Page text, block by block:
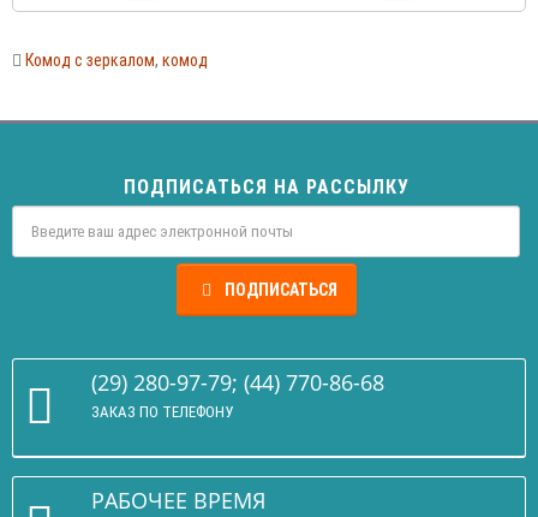
Комод с зеркалом, комод
ПОДПИСАТЬСЯ НА РАССЫЛКУ
ПОДПИСАТЬСЯ
(29) 280-97-79; (44) 770-86-68
ЗАКАЗ ПО ТЕЛЕФОНУ
РАБОЧЕЕ ВРЕМЯ